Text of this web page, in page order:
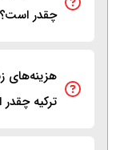
چقدر است؟
هزینه‌های
ترکیه